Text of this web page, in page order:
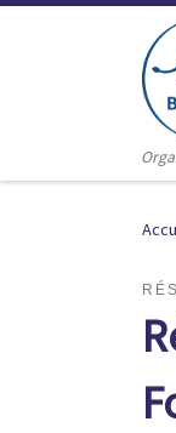
Passer au contenu